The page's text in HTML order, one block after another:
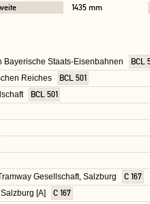
1435 mm
Bayerische Staats-Eisenbahnen
BCL
Reiches
BCL 501
BCL 501
Gesellschaft, Salzburg
C 167
[A]
C 167